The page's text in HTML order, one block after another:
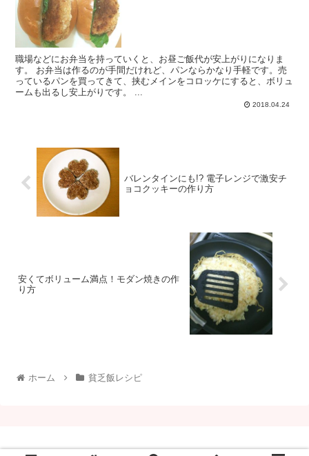
職場などにお弁当を持っていくと、お昼ご飯代が安上がりになりま
す。 お弁当は作るのが手間だけれど、パンならかなり手軽です。売
っているパンを買ってきて、挟むメインをコロッケにすると、ボリュ
ームも出るし安上がりです。 ...
2018.04.24
バレンタインにも!? 電子レンジで激安チ
ョコクッキーの作り方
安くてボリューム満点！モダン焼きの作
り方
ホーム 貧乏飯レシピ